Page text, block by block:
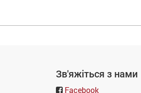
Зв'яжіться з нами
Facebook